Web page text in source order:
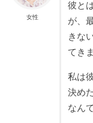
女性
彼と
が、
きな
てき
私は
決め
なん